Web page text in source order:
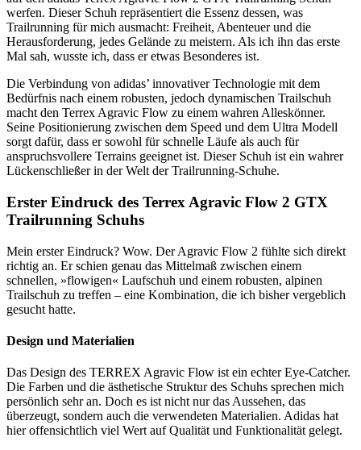
werfen. Dieser Schuh repräsentiert die Essenz dessen, was
Trailrunning für mich ausmacht: Freiheit, Abenteuer und die
Herausforderung, jedes Gelände zu meistern. Als ich ihn das erste
Mal sah, wusste ich, dass er etwas Besonderes ist.
Die Verbindung von adidas’ innovativer Technologie mit dem
Bedürfnis nach einem robusten, jedoch dynamischen Trailschuh
macht den Terrex Agravic Flow zu einem wahren Alleskönner.
Seine Positionierung zwischen dem Speed und dem Ultra Modell
sorgt dafür, dass er sowohl für schnelle Läufe als auch für
anspruchsvollere Terrains geeignet ist. Dieser Schuh ist ein wahrer
Lückenschließer in der Welt der Trailrunning-Schuhe.
Erster Eindruck des Terrex Agravic Flow 2 GTX
Trailrunning Schuhs
Mein erster Eindruck? Wow. Der Agravic Flow 2 fühlte sich direkt
richtig an. Er schien genau das Mittelmaß zwischen einem
schnellen, »flowigen« Laufschuh und einem robusten, alpinen
Trailschuh zu treffen – eine Kombination, die ich bisher vergeblich
gesucht hatte.
Design und Materialien
Das Design des TERREX Agravic Flow ist ein echter Eye-Catcher.
Die Farben und die ästhetische Struktur des Schuhs sprechen mich
persönlich sehr an. Doch es ist nicht nur das Aussehen, das
überzeugt, sondern auch die verwendeten Materialien. Adidas hat
hier offensichtlich viel Wert auf Qualität und Funktionalität gelegt.